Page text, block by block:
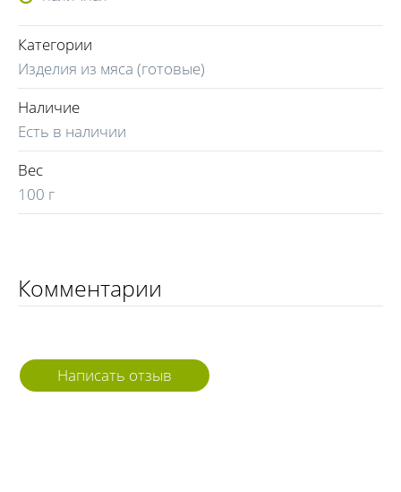
Категории
Изделия из мяса (готовые)
Наличие
Есть в наличии
Вес
100 г
Комментарии
Написать отзыв